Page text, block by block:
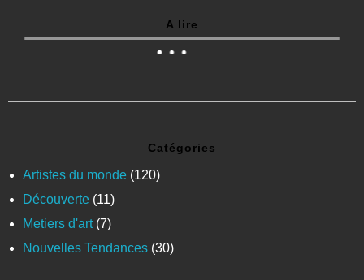
A lire
Richard Wakim – artiste peintre
Catégories
Artistes du monde(120)
Découverte(11)
Metiers d'art(7)
Nouvelles Tendances(30)